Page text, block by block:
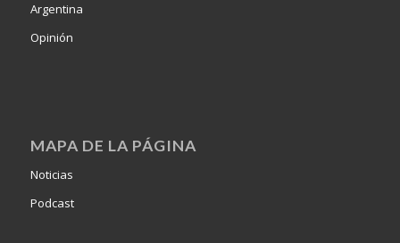
Argentina
Opinión
MAPA DE LA PÁGINA
Noticias
Podcast